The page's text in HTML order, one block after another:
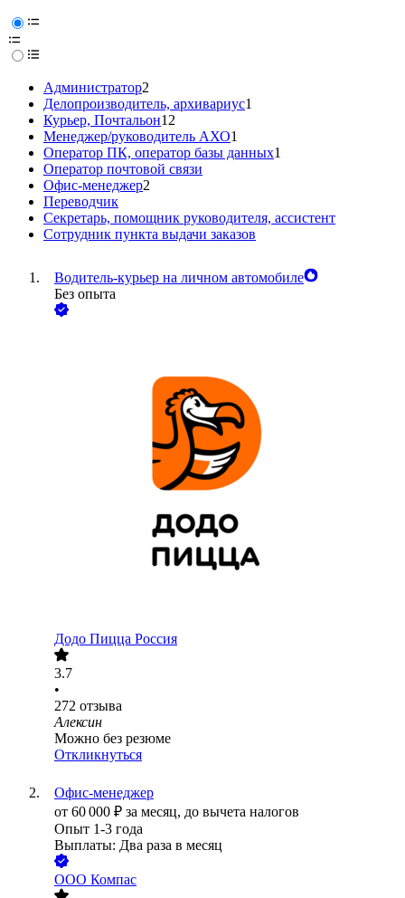
Администратор2
Делопроизводитель, архивариус1
Курьер, Почтальон12
Менеджер/руководитель АХО1
Оператор ПК, оператор базы данных1
Оператор почтовой связи
Офис-менеджер2
Переводчик
Секретарь, помощник руководителя, ассистент
Сотрудник пункта выдачи заказов
Водитель-курьер на личном автомобиле
Без опыта
Додо Пицца Россия
3.7
•
272 отзыва
Алексин
Можно без резюме
Откликнуться
Офис-менеджер
от 60 000 ₽ за месяц, до вычета налогов
Опыт 1-3 года
Выплаты: Два раза в месяц
ООО Компас